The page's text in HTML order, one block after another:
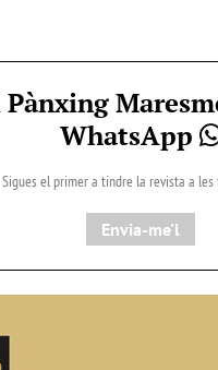
Pànxing
WhatsApp
Sigues el primer a tindre la revista a les
Envia-me'l